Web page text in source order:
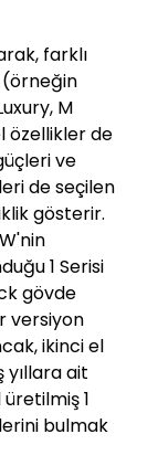
farklı
(örneğin
M
özellikler de
ve
de seçilen
gösterir.
1 Serisi
gövde
versiyon
ikinci el
yıllara ait
1
bulmak